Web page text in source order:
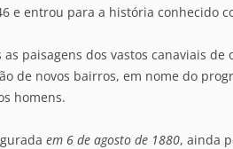
e entrou para a história conhecido
paisagens dos vastos canaviais de
de novos bairros, em nome do
homens.
em 6 de agosto de 1880, ainda